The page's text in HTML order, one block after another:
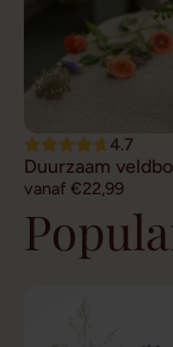
4.7
Duurzaam
vanaf €22,99